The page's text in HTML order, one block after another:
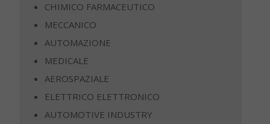
CHIMICO FARMACEUTICO
MECCANICO
AUTOMAZIONE
MEDICALE
AEROSPAZIALE
ELETTRICO ELETTRONICO
AUTOMOTIVE INDUSTRY